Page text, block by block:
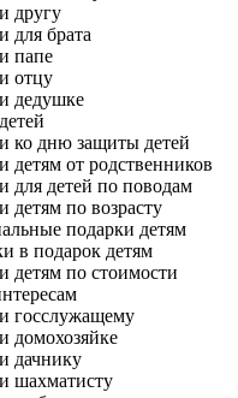
другу
для брата
папе
отцу
дедушке
ко дню защиты детей
детям от родственников
для детей по поводам
детям по возрасту
подарки детям
в подарок детям
детям по стоимости
госслужащему
домохозяйке
дачнику
шахматисту